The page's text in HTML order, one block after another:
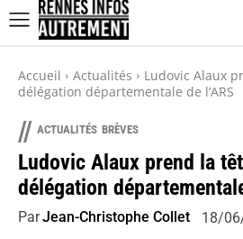
Accueil Actualités
Ludovic Alaux
délégation départementale de l’ARS
// ACTUALITÉS BRÈVES
Ludovic Alaux prend la
délégation
ParJean-Christophe Collet 18/